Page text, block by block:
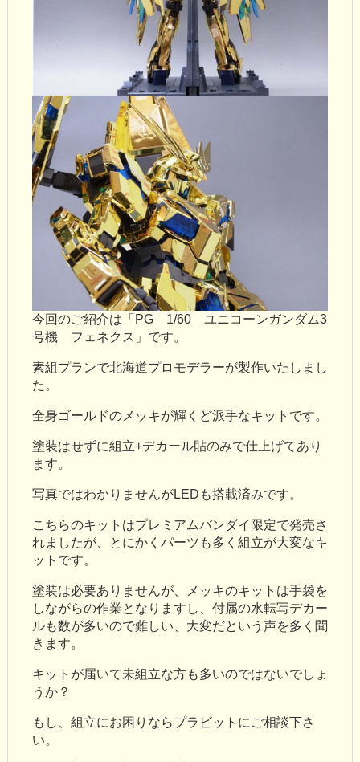
今回のご紹介は「PG 1/60 ユニコーンガンダム3
号機 フェネクス」です。
素組プランで北海道プロモデラーが製作いたしまし
た。
全身ゴールドのメッキが輝くど派手なキットです。
塗装はせずに組立+デカール貼のみで仕上げてあり
ます。
写真ではわかりませんがLEDも搭載済みです。
こちらのキットはプレミアムバンダイ限定で発売さ
れましたが、とにかくパーツも多く組立が大変なキ
ットです。
塗装は必要ありませんが、メッキのキットは手袋を
しながらの作業となりますし、付属の水転写デカー
ルも数が多いので難しい、大変だという声を多く聞
きます。
キットが届いて未組立な方も多いのではないでしょ
うか？
もし、組立にお困りならプラビットにご相談下さ
い。